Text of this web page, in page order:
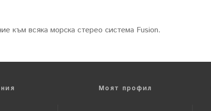
към всяка морска стерео система Fusion.
Моят профил